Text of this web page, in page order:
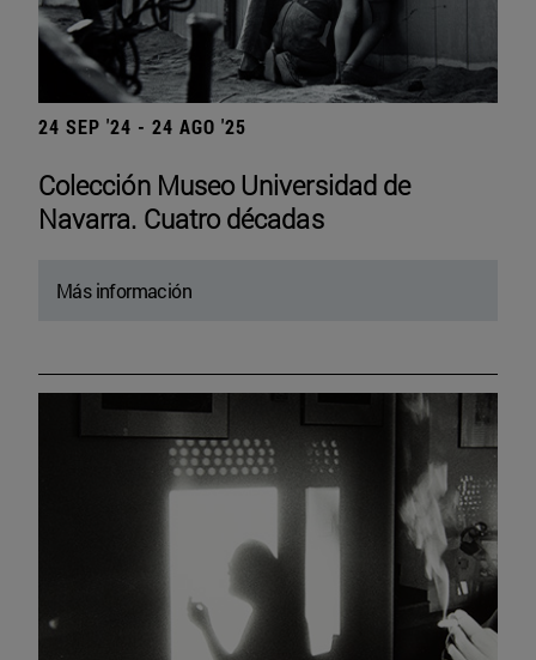
24 SEP '24 - 24 AGO '25
Colección Museo Universidad de
Navarra. Cuatro décadas
Más información